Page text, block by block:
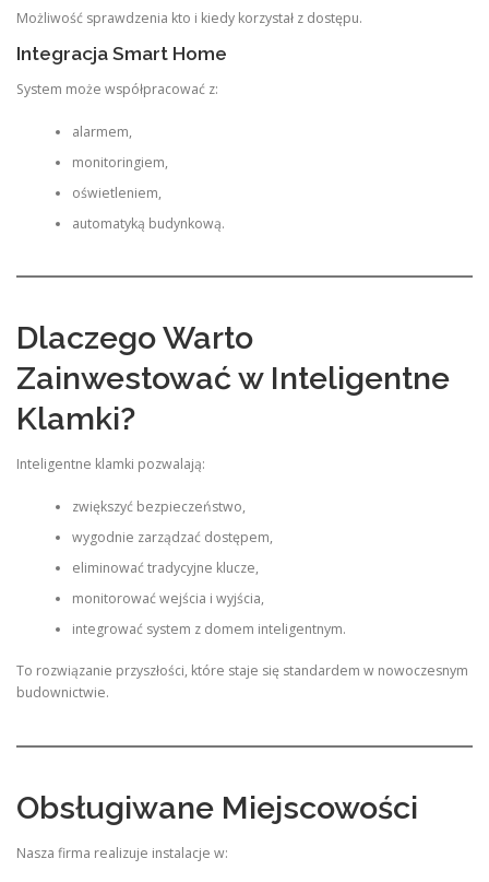
Możliwość sprawdzenia kto i kiedy korzystał z dostępu.
Integracja Smart Home
System może współpracować z:
alarmem,
monitoringiem,
oświetleniem,
automatyką budynkową.
Dlaczego Warto
Zainwestować w Inteligentne
Klamki?
Inteligentne klamki pozwalają:
zwiększyć bezpieczeństwo,
wygodnie zarządzać dostępem,
eliminować tradycyjne klucze,
monitorować wejścia i wyjścia,
integrować system z domem inteligentnym.
To rozwiązanie przyszłości, które staje się standardem w nowoczesnym
budownictwie.
Obsługiwane Miejscowości
Nasza firma realizuje instalacje w: